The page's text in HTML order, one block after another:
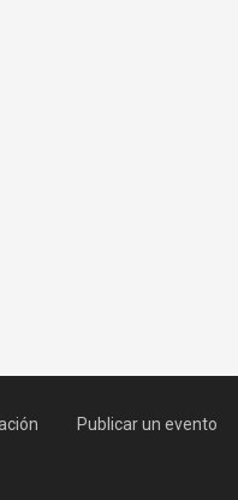
Publicar un evento